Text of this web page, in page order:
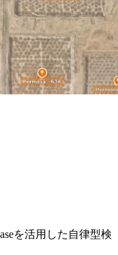
を活用した自律型検